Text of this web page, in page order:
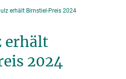
erhält Birnstiel-Preis 2024
erhält
2024